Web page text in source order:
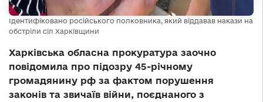
Ідентифіковано російського полковника, який віддавав накази на
обстріли сіл Харківщини
Харківська обласна прокуратура заочно
повідомила про підозру 45-річному
громадянину рф за фактом порушення
законів та звичаїв війни, поєднаного з